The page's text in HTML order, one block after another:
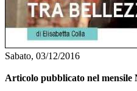
Sabato, 03/12/2016
Articolo pubblicato nel mensile